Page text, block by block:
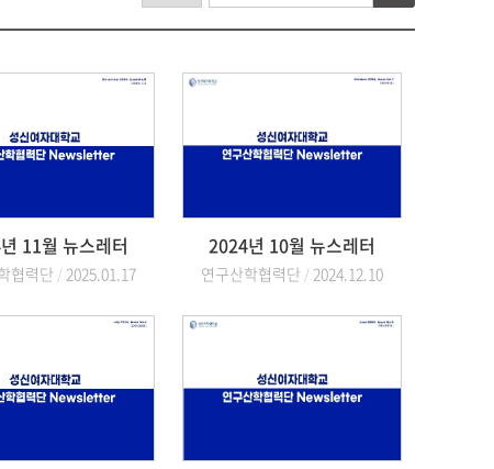
11월 뉴스레터
협력단 2025.01.17
2024년 10월 뉴스레터
연구산학협력단 2024.12.10